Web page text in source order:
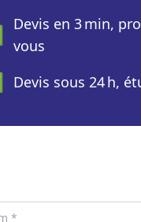
Devis en 3 min,
vous
Devis sous 24 h,